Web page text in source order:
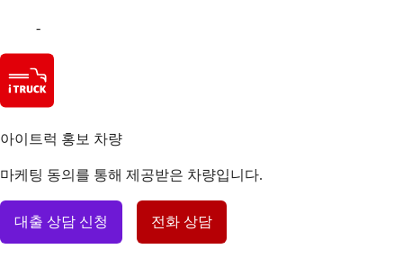
-
아이트럭 홍보 차량
마케팅 동의를 통해 제공받은 차량입니다.
대출 상담 신청 전화 상담